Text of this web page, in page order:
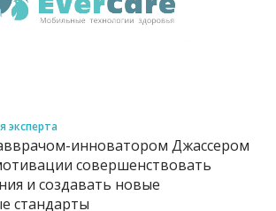
эксперта
инноватором Джассером
совершенствовать
и создавать новые
стандарты